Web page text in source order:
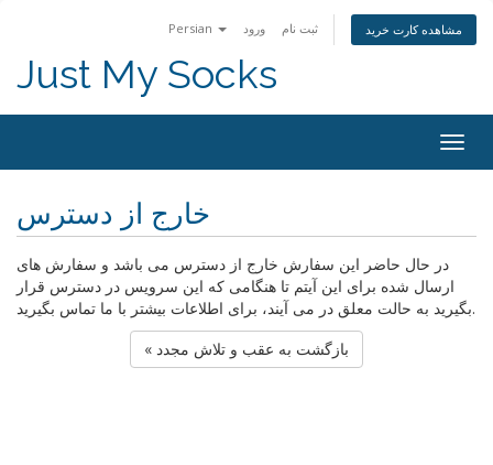
Persian ورود ثبت نام مشاهده کارت خرید
Just My Socks
خارج از دسترس
در حال حاضر این سفارش خارج از دسترس می باشد و سفارش های
ارسال شده برای این آیتم تا هنگامی که این سرویس در دسترس قرار
بگیرید به حالت معلق در می آیند، برای اطلاعات بیشتر با ما تماس بگیرید.
« بازگشت به عقب و تلاش مجدد